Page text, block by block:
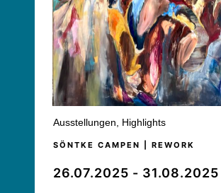
Ausstellungen, Highlights
SÖNTKE CAMPEN | REWORK
26.07.2025 - 31.08.2025 |